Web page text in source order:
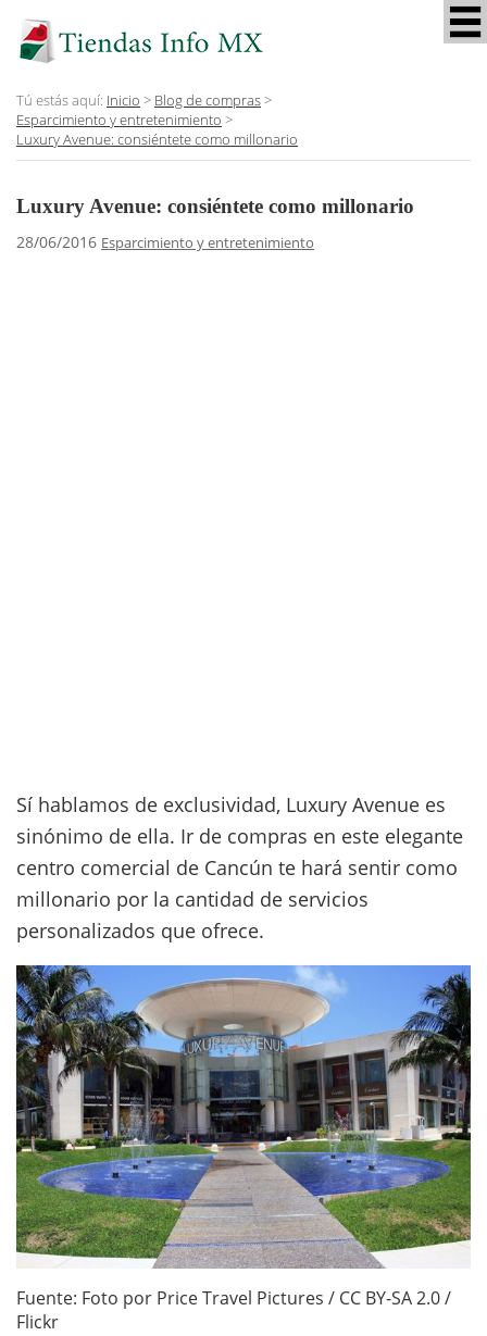
Tú estás aquí: Inicio > Blog de compras>
Esparcimiento y entretenimiento >
Luxury Avenue: consiéntete como millonario
Luxury Avenue: consiéntete como millonario
28/06/2016 Esparcimiento y entretenimiento
Sí hablamos de exclusividad, Luxury Avenue es
sinónimo de ella. Ir de compras en este elegante
centro comercial de Cancún te hará sentir como
millonario por la cantidad de servicios
personalizados que ofrece.
Fuente: Foto por Price Travel Pictures / CC BY-SA 2.0 /
Flickr